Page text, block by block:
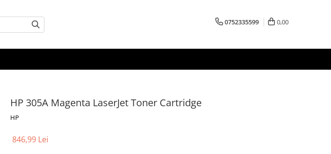
0752335599 0,00
HP 305A Magenta LaserJet Toner Cartridge
HP
846,99 Lei